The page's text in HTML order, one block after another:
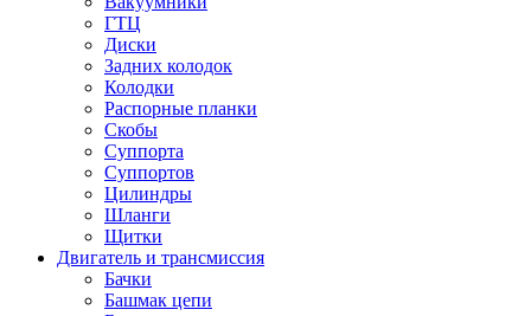
ГТЦ
Диски
Задних колодок
Колодки
Распорные планки
Скобы
Суппорта
Суппортов
Цилиндры
Шланги
Щитки
Двигатель и трансмиссия
Бачки
Башмак цепи